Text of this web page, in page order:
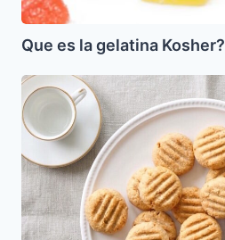
Que es la gelatina Kosher?
Polvorones
de
almendra
sin
azucar